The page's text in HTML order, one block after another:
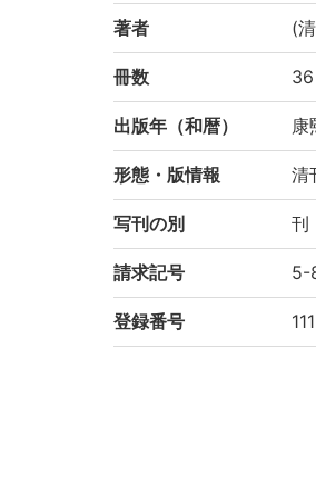
著者 (
冊数 36
出版年（和暦） 康
形態・版情報 清
写刊の別 刊
請求記号 5-
登録番号